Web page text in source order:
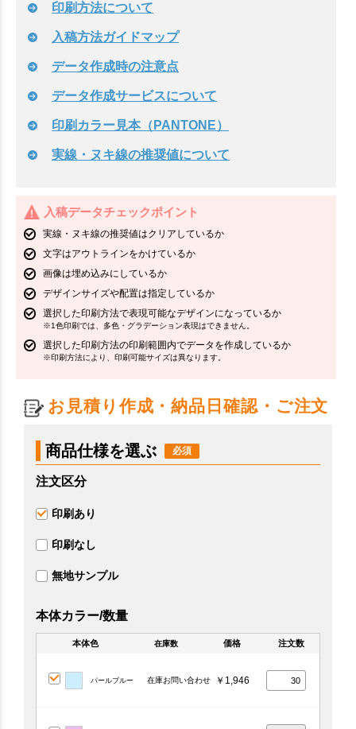
印刷方法について
入稿方法ガイドマップ
データ作成時の注意点
データ作成サービスについて
印刷カラー見本（PANTONE）
実線・ヌキ線の推奨値について
入稿データチェックポイント
実線・ヌキ線の推奨値はクリアしているか
文字はアウトラインをかけているか
画像は埋め込みにしているか
デザインサイズや配置は指定しているか
選択した印刷方法で表現可能なデザインになっているか
※1色印刷では、多色・グラデーション表現はできません。
選択した印刷方法の印刷範囲内でデータを作成しているか
※印刷方法により、印刷可能サイズは異なります。
お見積り作成・納品日確認・ご注文
商品仕様を選ぶ
注文区分
印刷あり
印刷なし
無地サンプル
本体カラー/数量
本体色 在庫数 価格 注文数
パールブルー 在庫お問い合わせ ￥1,946